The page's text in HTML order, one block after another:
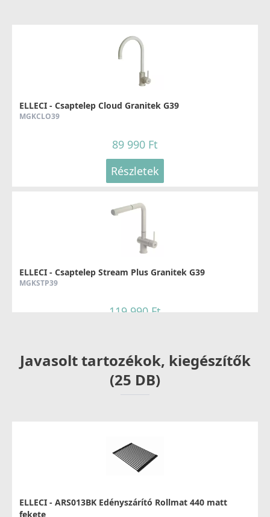
ELLECI - Csaptelep Cloud Granitek G39
MGKCLO39
89 990 Ft
Részletek
ELLECI - Csaptelep Stream Plus Granitek G39
MGKSTP39
119 990 Ft
119 990 Ft
Részletek
Javasolt tartozékok, kiegészítők
(25 DB)
ELLECI - ARS013BK Edényszárító Rollmat 440 matt
fekete